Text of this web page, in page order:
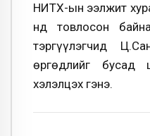
НИТХ-ын ээлжит
нд товлосон
тэргүүлэгчид
өргөдлийг бусад
хэлэлцэх гэнэ.